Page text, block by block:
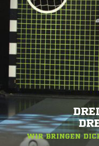
WIR BRINGEN